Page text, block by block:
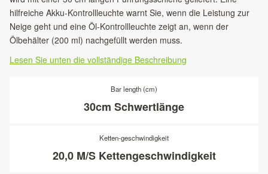
hilfreiche Akku-Kontrollleuchte warnt Sie, wenn die Leistung zur
Neige geht und eine Öl-Kontrollleuchte zeigt an, wenn der
Ölbehälter (200 ml) nachgefüllt werden muss.
Lesen Sie unten die vollständige Beschreibung
Bar length (cm)
30cm Schwertlänge
Ketten-geschwindigkeit
20,0 M/S Kettengeschwindigkeit